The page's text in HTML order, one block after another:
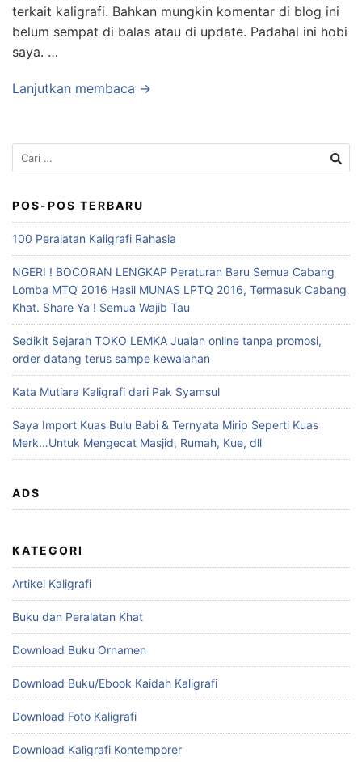
terkait kaligrafi. Bahkan mungkin komentar di blog ini
belum sempat di balas atau di update. Padahal ini hobi
saya. …
Lanjutkan membaca →
Cari
untuk:
POS-POS TERBARU
100 Peralatan Kaligrafi Rahasia
NGERI ! BOCORAN LENGKAP Peraturan Baru Semua Cabang
Lomba MTQ 2016 Hasil MUNAS LPTQ 2016, Termasuk Cabang
Khat. Share Ya ! Semua Wajib Tau
Sedikit Sejarah TOKO LEMKA Jualan online tanpa promosi,
order datang terus sampe kewalahan
Kata Mutiara Kaligrafi dari Pak Syamsul
Saya Import Kuas Bulu Babi & Ternyata Mirip Seperti Kuas
Merk…Untuk Mengecat Masjid, Rumah, Kue, dll
ADS
KATEGORI
Artikel Kaligrafi
Buku dan Peralatan Khat
Download Buku Ornamen
Download Buku/Ebook Kaidah Kaligrafi
Download Foto Kaligrafi
Download Kaligrafi Kontemporer